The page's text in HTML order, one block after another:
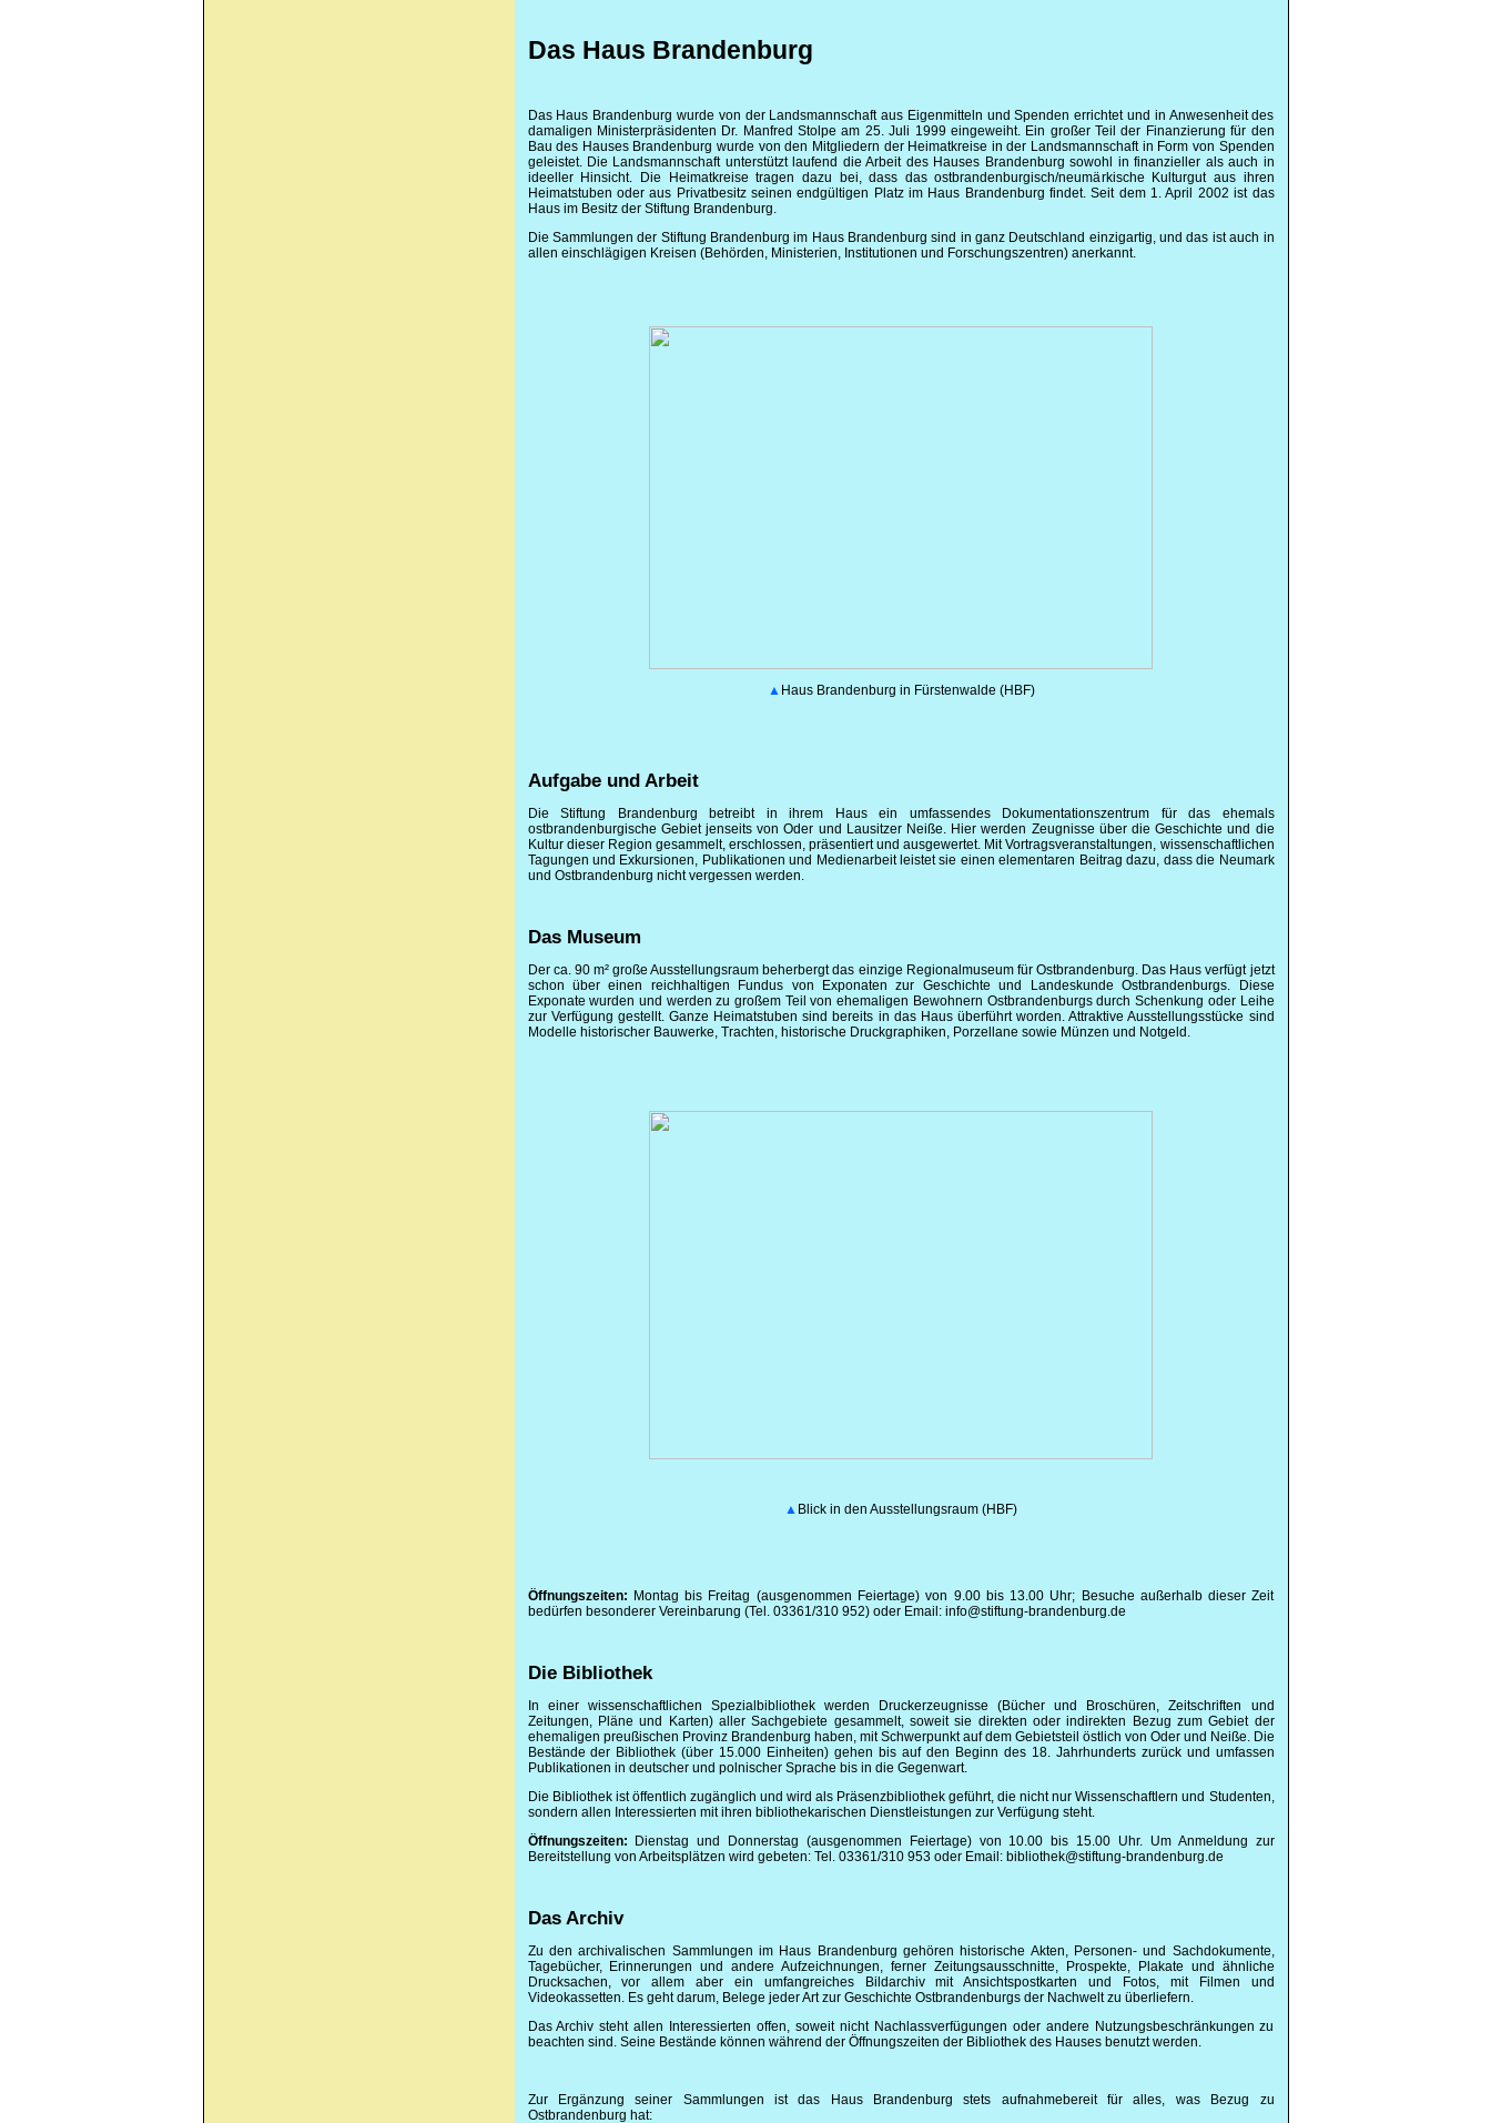
Das Haus Brandenburg
Das Haus Brandenburg wurde von der Landsmannschaft aus Eigenmitteln und Spenden errichtet und in Anwesenheit des
damaligen Ministerpräsidenten Dr. Manfred Stolpe am 25. Juli 1999 eingeweiht. Ein großer Teil der Finanzierung für den
Bau des Hauses Brandenburg wurde von den Mitgliedern der Heimatkreise in der Landsmannschaft in Form von Spenden
geleistet. Die Landsmannschaft unterstützt laufend die Arbeit des Hauses Brandenburg sowohl in finanzieller als auch in
ideeller Hinsicht. Die Heimatkreise tragen dazu bei, dass das ostbrandenburgisch/neumärkische Kulturgut aus ihren
Heimatstuben oder aus Privatbesitz seinen endgültigen Platz im Haus Brandenburg findet. Seit dem 1. April 2002 ist das
Haus im Besitz der Stiftung Brandenburg.
Die Sammlungen der Stiftung Brandenburg im Haus Brandenburg sind in ganz Deutschland einzigartig, und das ist auch in
allen einschlägigen Kreisen (Behörden, Ministerien, Institutionen und Forschungszentren) anerkannt.
▲ Haus Brandenburg in Fürstenwalde (HBF)
Aufgabe und Arbeit
Die Stiftung Brandenburg betreibt in ihrem Haus ein umfassendes Dokumentationszentrum für das ehemals
ostbrandenburgische Gebiet jenseits von Oder und Lausitzer Neiße. Hier werden Zeugnisse über die Geschichte und die
Kultur dieser Region gesammelt, erschlossen, präsentiert und ausgewertet. Mit Vortragsveranstaltungen, wissenschaftlichen
Tagungen und Exkursionen, Publikationen und Medienarbeit leistet sie einen elementaren Beitrag dazu, dass die Neumark
und Ostbrandenburg nicht vergessen werden.
Das Museum
Der ca. 90 m² große Ausstellungsraum beherbergt das einzige Regionalmuseum für Ostbrandenburg. Das Haus verfügt jetzt
schon über einen reichhaltigen Fundus von Exponaten zur Geschichte und Landeskunde Ostbrandenburgs. Diese
Exponate wurden und werden zu großem Teil von ehemaligen Bewohnern Ostbrandenburgs durch Schenkung oder Leihe
zur Verfügung gestellt. Ganze Heimatstuben sind bereits in das Haus überführt worden. Attraktive Ausstellungsstücke sind
Modelle historischer Bauwerke, Trachten, historische Druckgraphiken, Porzellane sowie Münzen und Notgeld.
▲ Blick in den Ausstellungsraum (HBF)
Öffnungszeiten: Montag bis Freitag (ausgenommen Feiertage) von 9.00 bis 13.00 Uhr; Besuche außerhalb dieser Zeit
bedürfen besonderer Vereinbarung (Tel. 03361/310 952) oder Email: info@stiftung-brandenburg.de
Die Bibliothek
In einer wissenschaftlichen Spezialbibliothek werden Druckerzeugnisse (Bücher und Broschüren, Zeitschriften und
Zeitungen, Pläne und Karten) aller Sachgebiete gesammelt, soweit sie direkten oder indirekten Bezug zum Gebiet der
ehemaligen preußischen Provinz Brandenburg haben, mit Schwerpunkt auf dem Gebietsteil östlich von Oder und Neiße. Die
Bestände der Bibliothek (über 15.000 Einheiten) gehen bis auf den Beginn des 18. Jahrhunderts zurück und umfassen
Publikationen in deutscher und polnischer Sprache bis in die Gegenwart.
Die Bibliothek ist öffentlich zugänglich und wird als Präsenzbibliothek geführt, die nicht nur Wissenschaftlern und Studenten,
sondern allen Interessierten mit ihren bibliothekarischen Dienstleistungen zur Verfügung steht.
Öffnungszeiten: Dienstag und Donnerstag (ausgenommen Feiertage) von 10.00 bis 15.00 Uhr. Um Anmeldung zur
Bereitstellung von Arbeitsplätzen wird gebeten: Tel. 03361/310 953 oder Email: bibliothek@stiftung-brandenburg.de
Das Archiv
Zu den archivalischen Sammlungen im Haus Brandenburg gehören historische Akten, Personen- und Sachdokumente,
Tagebücher, Erinnerungen und andere Aufzeichnungen, ferner Zeitungsausschnitte, Prospekte, Plakate und ähnliche
Drucksachen, vor allem aber ein umfangreiches Bildarchiv mit Ansichtspostkarten und Fotos, mit Filmen und
Videokassetten. Es geht darum, Belege jeder Art zur Geschichte Ostbrandenburgs der Nachwelt zu überliefern.
Das Archiv steht allen Interessierten offen, soweit nicht Nachlassverfügungen oder andere Nutzungsbeschränkungen zu
beachten sind. Seine Bestände können während der Öffnungszeiten der Bibliothek des Hauses benutzt werden.
Zur Ergänzung seiner Sammlungen ist das Haus Brandenburg stets aufnahmebereit für alles, was Bezug zu
Ostbrandenburg hat: